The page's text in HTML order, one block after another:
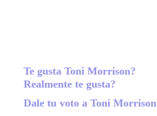
Te gusta Toni Morrison?
Realmente te gusta?
Dale tu voto a Toni Morrison